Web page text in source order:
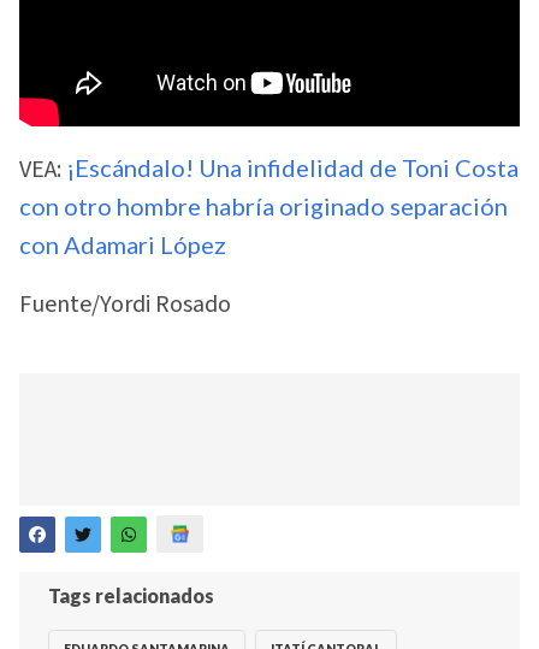
VEA: ¡Escándalo! Una infidelidad de Toni Costa
con otro hombre habría originado separación
con Adamari López
Fuente/Yordi Rosado
Tags relacionados